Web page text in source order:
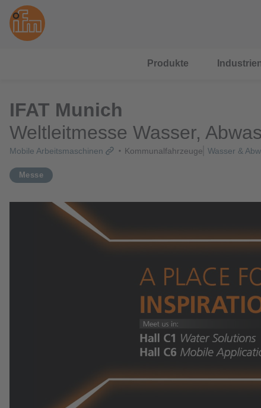
Produkte
IFAT Munich
Weltleitmesse Wasser,
Mobile Arbeitsmaschinen Kommunalfahrzeuge Wasser &
Messe